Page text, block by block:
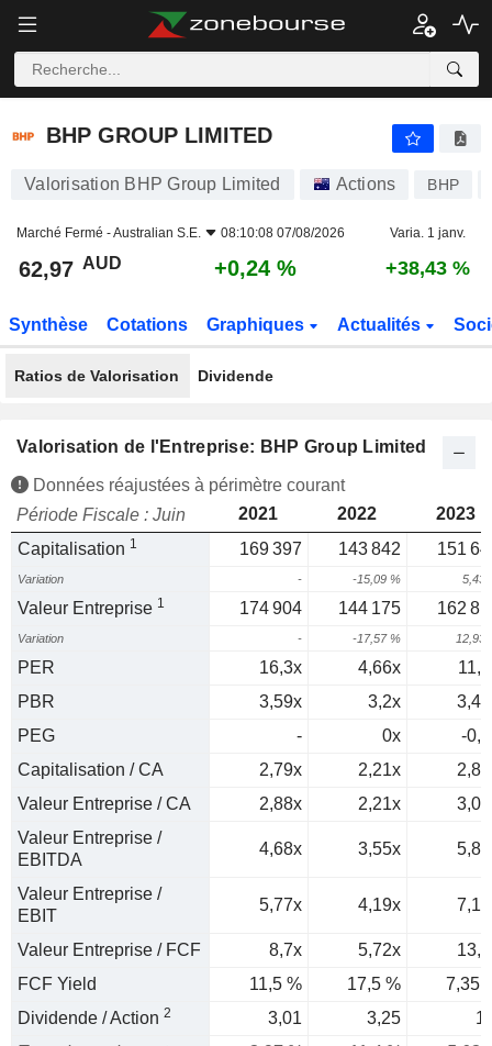
BHP GROUP LIMITED
BHP GROUP LIMITED
Valorisation BHP Group Limited Actions BHP
Marché Fermé -Australian S.E. 08:10:08 07/08/2026 Varia. 1 janv.
62,97 AUD +0,24 % +38,43 %
Synthèse Cotations Graphiques Actualités
Ratios de Valorisation Dividende
Valorisation de l'Entreprise: BHP Group Limited
Données réajustées à périmètre courant
Période Fiscale : Juin
2021 2022
2023
Capitalisation 1 169 397 143 842 151
Variation - -15,09 % 5,43
Valeur Entreprise 1 174 904 144 175 162
Variation - -17,57 % 12,93
PER 16,3x 4,66x
PBR
3,59x 3,2x
PEG
- 0x
-
Capitalisation / CA
2,79x 2,21x
Valeur Entreprise / CA
2,88x 2,21x
Valeur Entreprise /
EBITDA
4,68x 3,55x
Valeur Entreprise /
EBIT
5,77x 4,19x
Valeur Entreprise / FCF 8,7x 5,72x
FCF Yield
11,5 % 17,5 %
7,35
Dividende / Action 2 3,01 3,25